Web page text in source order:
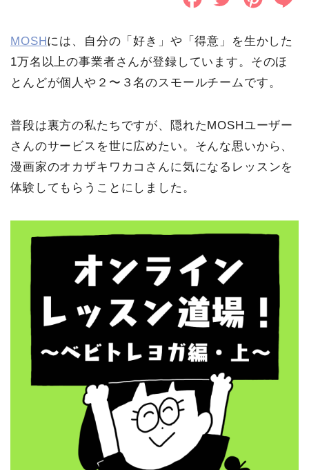
c
o
o
k
i
e
r
n
r
e
s
MOSHには、自分の「好き」や「得意」を生かした
1万名以上の事業者さんが登録しています。そのほ
とんどが個人や２〜３名のスモールチームです。
普段は裏方の私たちですが、隠れたMOSHユーザー
さんのサービスを世に広めたい。そんな思いから、
漫画家のオカザキワカコさんに気になるレッスンを
体験してもらうことにしました。